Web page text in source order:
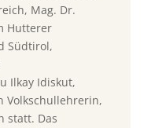
Mag. Dr.
Hutterer
Südtirol,
Ilkay Idiskut,
Volkschullehrerin,
statt. Das